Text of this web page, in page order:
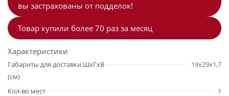
вы застрахованы от подделок!
Товар купили более 70 раз за месяц
Характеристики
Габариты для доставки ШхГхВ
(см)
19х29х1,7
Кол-во мест
1